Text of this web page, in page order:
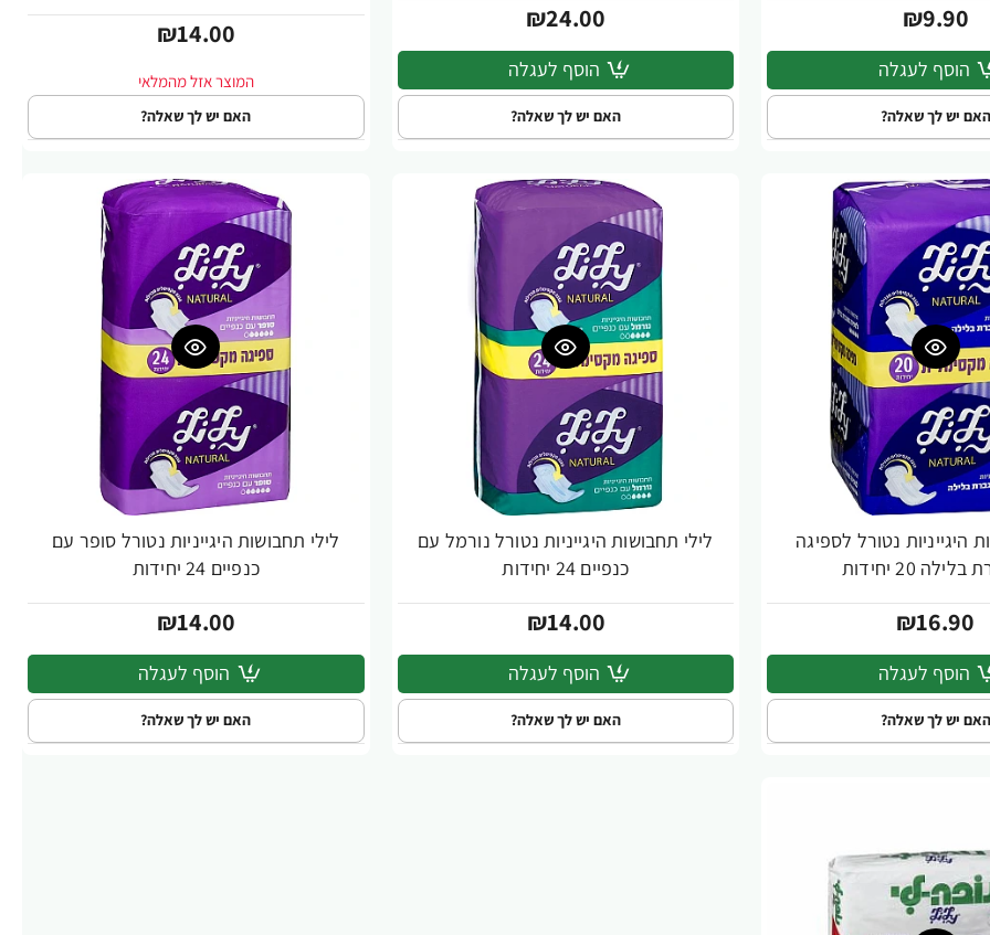
₪9.90
הוסף לעגלה
האם יש לך שאלה?
₪24.00
הוסף לעגלה
האם יש לך שאלה?
₪14.00
האם יש לך שאלה?
היגייניות נטורל לספיגה
20 יחידות
₪16.90
הוסף לעגלה
האם יש לך שאלה?
לילי תחבושות היגייניות נטורל נורמל עם
כנפיים 24 יחידות
₪14.00
הוסף לעגלה
האם יש לך שאלה?
לילי תחבושות היגייניות נטורל סופר עם
כנפיים 24 יחידות
₪14.00
הוסף לעגלה
האם יש לך שאלה?